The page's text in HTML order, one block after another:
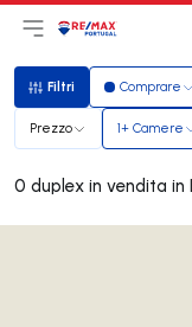
Apri il menu
LogoVai alla
Filtri
Filtri Comprare
Prezzo 1+ Camere
0